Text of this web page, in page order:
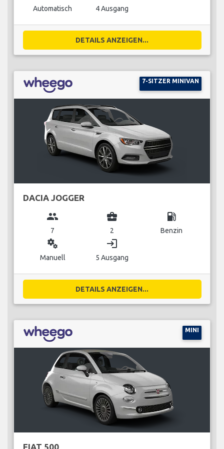
Automatisch 4 Ausgang
DETAILS ANZEIGEN...
7-SITZER MINIVAN
DACIA JOGGER
group
7
business_center
2
local_gas_station
Benzin
miscellaneous_services
Manuell
login
5 Ausgang
DETAILS ANZEIGEN...
MINI
FIAT 500